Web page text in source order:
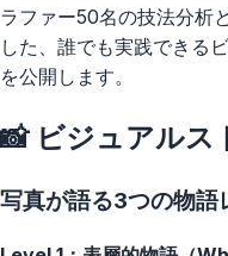
ラファー50名の技法分析
した、誰でも実践できる
を公開します。
📸 ビジュアルス
写真が語る3つの物語